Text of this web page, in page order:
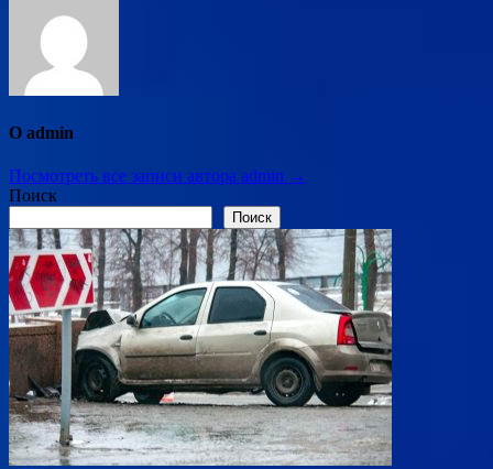
О admin
Посмотреть все записи автора admin →
Поиск
Поиск